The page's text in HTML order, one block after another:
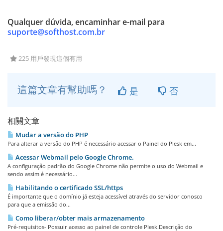
Qualquer dúvida, encaminhar e-mail para
suporte@softhost.com.br
225 用戶發現這個有用
這篇文章有幫助嗎？ 是 否
相關文章
Mudar a versão do PHP
Para alterar a versão do PHP é necessário acessar o Painel do Plesk em...
Acessar Webmail pelo Google Chrome.
A configuração padrão do Google Chrome não permite o uso do Webmail e
sendo assim é necessário...
Habilitando o certificado SSL/https
É importante que o domínio já esteja acessível através do servidor conosco
para que a emissão do...
Como liberar/obter mais armazenamento
Pré-requisitos- Possuir acesso ao painel de controle Plesk.Descrição do